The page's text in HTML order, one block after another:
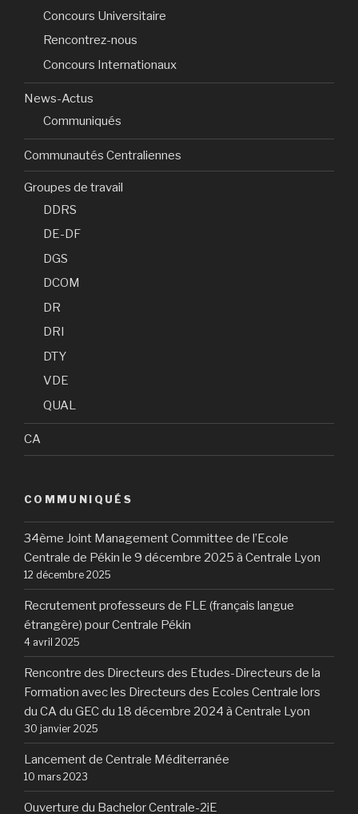
Concours Universitaire
Rencontrez-nous
Concours Internationaux
News-Actus
Communiqués
Communautés Centraliennes
Groupes de travail
DDRS
DE-DF
DGS
DCOM
DR
DRI
DTY
VDE
QUAL
CA
COMMUNIQUÉS
34ème Joint Management Committee de l’Ecole
Centrale de Pékin le 9 décembre 2025 à Centrale Lyon
12 décembre 2025
Recrutement professeurs de FLE (français langue
étrangère) pour Centrale Pékin
4 avril 2025
Rencontre des Directeurs des Etudes-Directeurs de la
Formation avec les Directeurs des Ecoles Centrale lors
du CA du GEC du 18 décembre 2024 à Centrale Lyon
30 janvier 2025
Lancement de Centrale Méditerranée
10 mars 2023
Ouverture du Bachelor Centrale-2iE